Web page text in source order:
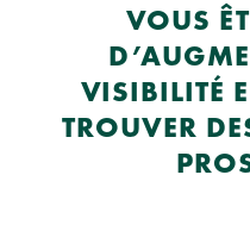
VOUS
VISIBILITÉ
TROUVER